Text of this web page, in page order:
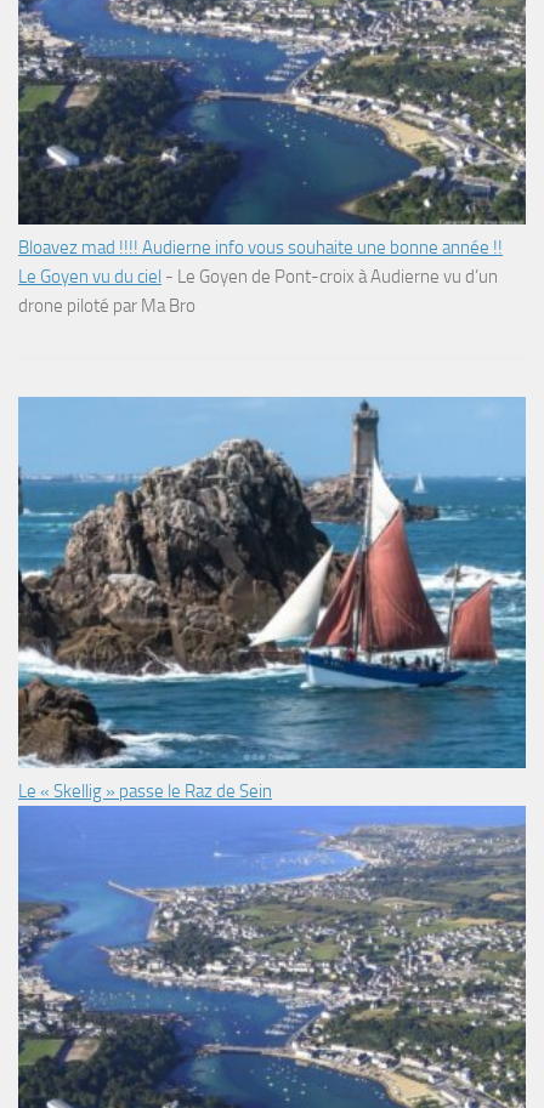
Bloavez mad !!!! Audierne info vous souhaite une bonne année !!
Le Goyen vu du ciel - Le Goyen de Pont-croix à Audierne vu d’un
drone piloté par Ma Bro
Le « Skellig » passe le Raz de Sein